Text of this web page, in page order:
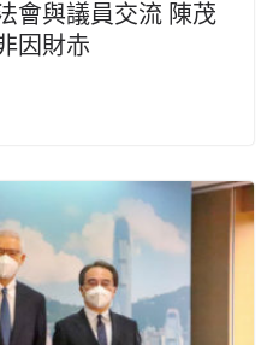
會與議員交流 陳茂
因財赤